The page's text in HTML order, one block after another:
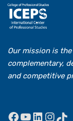
Our mission is
complementary,
and competitive